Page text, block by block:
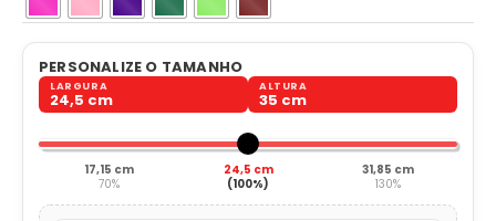
PERSONALIZE O TAMANHO
LARGURA
24,5 cm
ALTURA
35 cm
17,15 cm
70%
24,5 cm
(100%)
31,85 cm
130%